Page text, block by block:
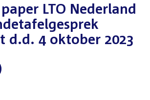
LTO Nederland
d.d. 4 oktober 2023